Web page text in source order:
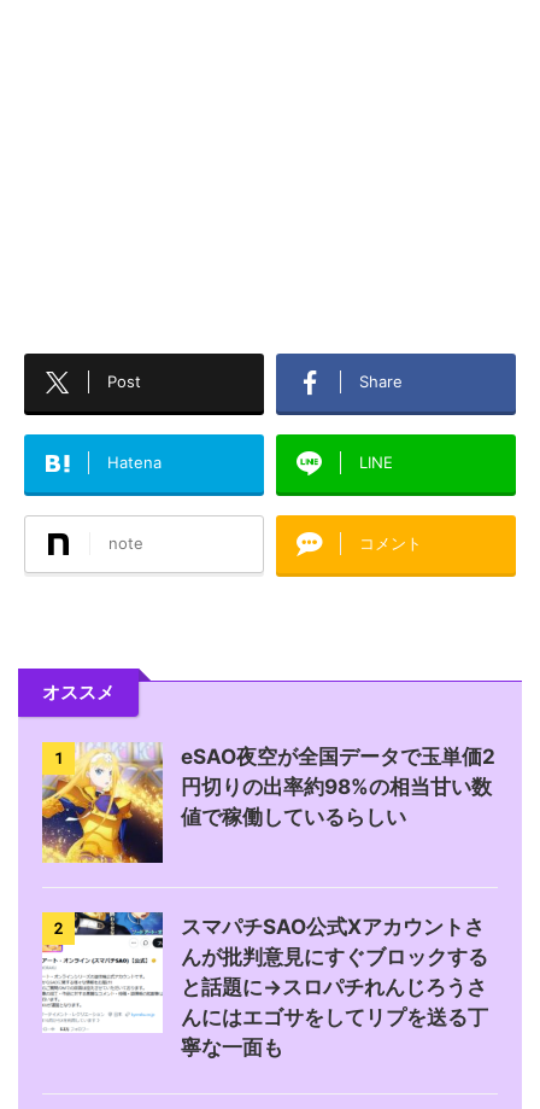
Post Share
Hatena LINE
note コメント
オススメ
1
eSAO夜空が全国データで玉単価2
円切りの出率約98%の相当甘い数
値で稼働しているらしい
2
スマパチSAO公式Xアカウントさ
んが批判意見にすぐブロックする
と話題に→スロパチれんじろうさ
んにはエゴサをしてリプを送る丁
寧な一面も